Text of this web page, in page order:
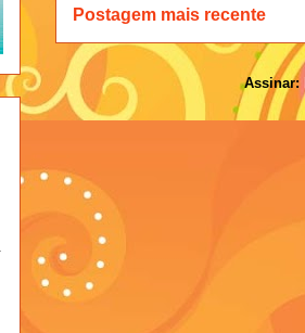
Postagem mais recente
Assinar: